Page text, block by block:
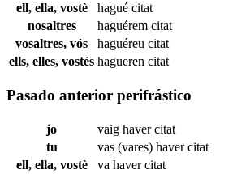
ell, ella, vostè
hagué citat
nosaltres
haguérem citat
vosaltres, vós
haguéreu citat
ells, elles, vostès hagueren citat
Pasado anterior perifrástico
jo vaig havercitat
tu
vas (vares) havercitat
ell, ella, vostè
va havercitat